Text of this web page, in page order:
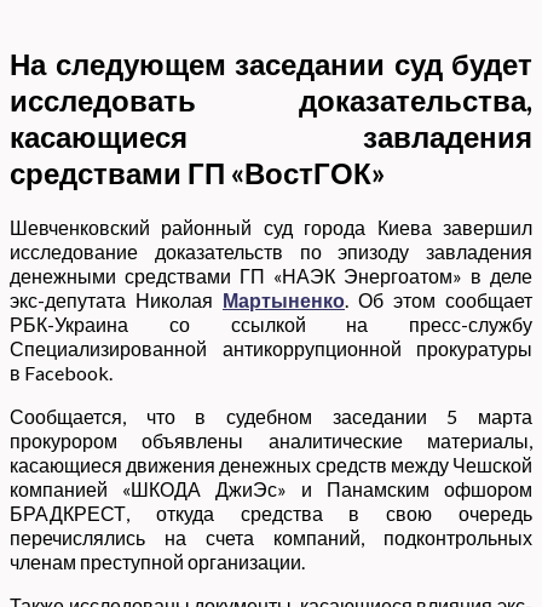
На следующем заседании суд будет
исследовать доказательства,
касающиеся завладения
средствами ГП «ВостГОК»
Шевченковский районный суд города Киева завершил
исследование доказательств по эпизоду завладения
денежными средствами ГП «НАЭК Энергоатом» в деле
экс-депутата Николая Мартыненко. Об этом сообщает
РБК-Украина со ссылкой на пресс-службу
Специализированной антикоррупционной прокуратуры
в Facebook.
Сообщается, что в судебном заседании 5 марта
прокурором объявлены аналитические материалы,
касающиеся движения денежных средств между Чешской
компанией «ШКОДА ДжиЭс» и Панамским офшором
БРАДКРЕСТ, откуда средства в свою очередь
перечислялись на счета компаний, подконтрольных
членам преступной организации.